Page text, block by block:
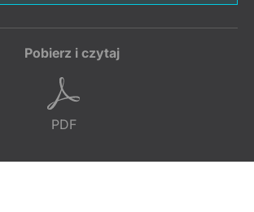
Pobierz i czytaj
PDF